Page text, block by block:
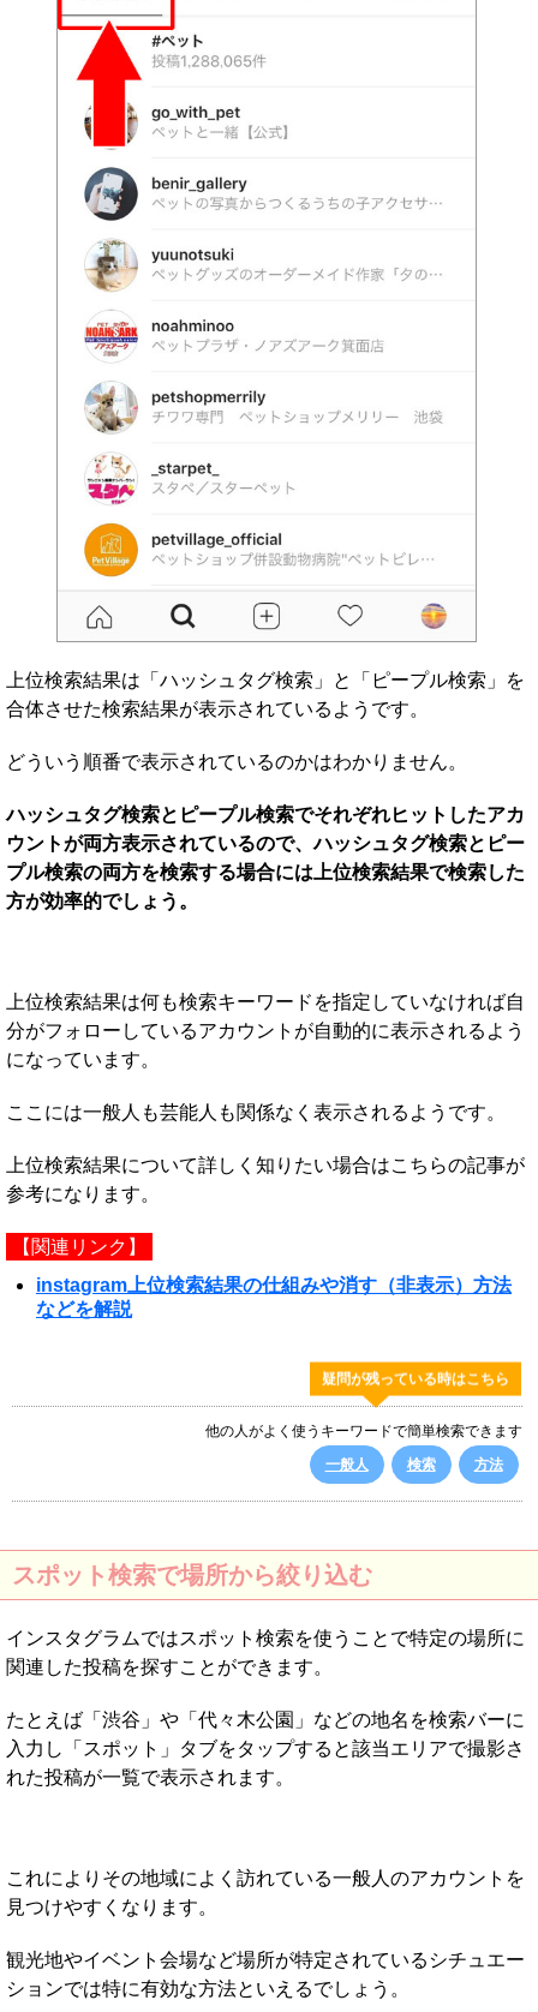
上位検索結果は「ハッシュタグ検索」と「ピープル検索」を
合体させた検索結果が表示されているようです。
どういう順番で表示されているのかはわかりません。
ハッシュタグ検索とピープル検索でそれぞれヒットしたアカ
ウントが両方表示されているので、ハッシュタグ検索とピー
プル検索の両方を検索する場合には上位検索結果で検索した
方が効率的でしょう。
上位検索結果は何も検索キーワードを指定していなければ自
分がフォローしているアカウントが自動的に表示されるよう
になっています。
ここには一般人も芸能人も関係なく表示されるようです。
上位検索結果について詳しく知りたい場合はこちらの記事が
参考になります。
【関連リンク】
instagram上位検索結果の仕組みや消す（非表示）方法
などを解説
疑問が残っている時はこちら
他の人がよく使うキーワードで簡単検索できます
一般人
検索 方法
スポット検索で場所から絞り込む
インスタグラムではスポット検索を使うことで特定の場所に
関連した投稿を探すことができます。
たとえば「渋谷」や「代々木公園」などの地名を検索バーに
入力し「スポット」タブをタップすると該当エリアで撮影さ
れた投稿が一覧で表示されます。
これによりその地域によく訪れている一般人のアカウントを
見つけやすくなります。
観光地やイベント会場など場所が特定されているシチュエー
ションでは特に有効な方法といえるでしょう。